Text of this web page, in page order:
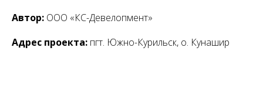
Автор: ООО «КС-Девелопмент»
Адрес проекта: пгт. Южно-Курильск, о. Кунашир